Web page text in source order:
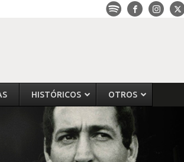
HISTÓRICOS OTROS